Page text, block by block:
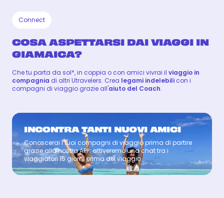
Connect
COSA ASPETTARSI DAI VIAGGI IN
GIAMAICA?
Che tu parta da sol*, in coppia o con amici vivrai il viaggio in
compagnia di altri Utravelers. Crea legami indelebili con i
compagni di viaggio grazie all'aiuto del Coach.
INCONTRA TANTI NUOVI AMICI
Conoscerai i tuoi compagni di viaggio prima di partire
grazie alla nostra APP: attiveremo una chat tra i
viaggiatori 15 giorni prima del viaggio.
Coach
FILIPPO